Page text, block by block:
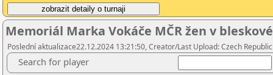
Memoriál Marka Vokáče MČR žen v
Poslední aktualizace22.12.2024 13:21:50, Creator/Last Upload: Czech
Search for player